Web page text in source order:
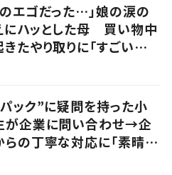
のエゴだった…」娘の涙の
にハッとした母 買い物中
たやり取りに「すごい分
ック”に疑問を持った小
が企業に問い合わせ→企
らの丁寧な対応に「素晴ら